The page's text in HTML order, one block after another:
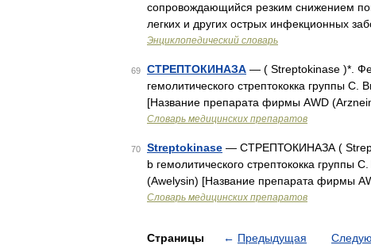
сопровождающийся резким снижением
легких и других острых инфекционных
Энциклопедический словарь
69 СТРЕПТОКИНАЗА — ( Streptokinase )*.
гемолитического стрептококка группы
[Название препарата фирмы АWD
Словарь медицинских препаратов
70 Streptokinase — СТРЕПТОКИНАЗА (
b гемолитического стрептококка группы
(Аwelysin) [Название препарата фирмы
Словарь медицинских препаратов
Страницы ← Предыдущая